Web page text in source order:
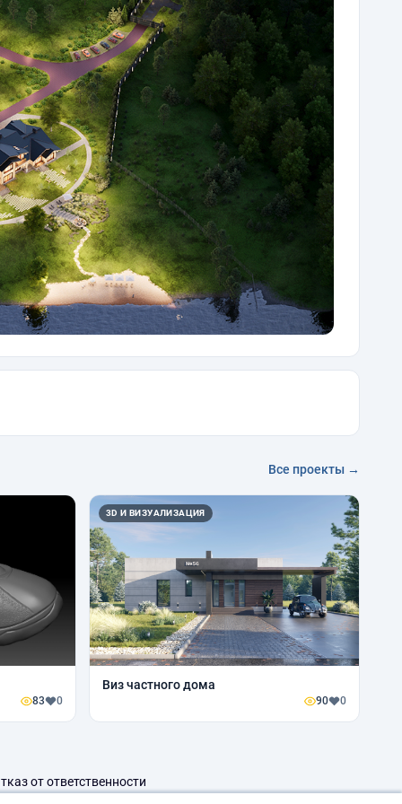
Все проекты →
83 0
3D И ВИЗУАЛИЗАЦИЯ
Виз частного дома
90 0
от ответственности